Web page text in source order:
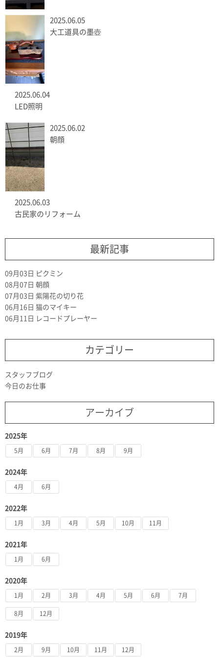
2025.06.05
大工道具の墨壺
2025.06.04
LED照明
2025.06.02
朝顔
2025.06.03
古民家のリフォーム
最新記事
09月03日
ピクミン
08月07日 朝顔
07月03日 紫陽花の切り花
06月16日 猫のマイキー
06月11日
レコードプレーヤー
カテゴリー
スタッフブログ
今日のお仕事
アーカイブ
2025年
5月 6月 7月 8月 9月
2024年
4月 6月
2022年
1月 3月 4月 5月 10月 11月
2021年
1月 6月
2020年
1月 2月 3月 4月 5月 6月 7月
8月 12月
2019年
2月 9月 10月 11月 12月